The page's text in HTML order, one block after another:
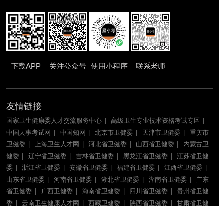
下载APP 关注公众号 使用小程序 联系老师
友情链接
国家卫生健康委人才交流服务中心
高级卫生专业技术资格考试专区
中国人事考试网
中国知网 北京市卫健委 天津市卫健委
重庆市
卫健委
上海卫生人才网 河北省卫健委 山西省卫健委
内蒙古卫
健委
辽宁省卫健委 吉林省卫健委 黑龙江省卫健委
江苏省卫健
委
浙江省卫健委 安徽省卫健委 福建省卫健委
江西省卫健委
山东省卫健委
河南省卫健委 湖北省卫健委 湖南省卫健委
广东
省卫健委
广西卫健委 海南省卫健委 四川省卫健委
贵州省卫健
委
云南卫生健康人才网 西藏卫健委 陕西省卫健委 甘肃省卫健